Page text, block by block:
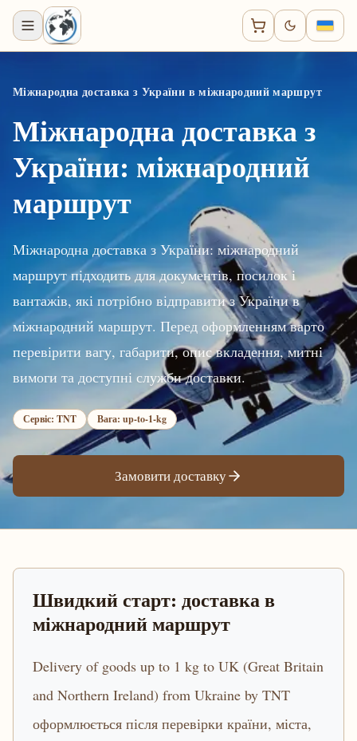
Міжнародна доставка з України в міжнародний маршрут
Міжнародна доставка з
України: міжнародний
маршрут
Міжнародна доставка з України: міжнародний
маршрут підходить для документів, посилок і
вантажів, які потрібно відправити з України в
міжнародний маршрут. Перед оформленням варто
перевірити вагу, габарити, опис вкладення, митні
вимоги та доступні служби доставки.
Сервіс: TNT Вага: up-to-1-kg
Замовити доставку
Швидкий старт: доставка в
міжнародний маршрут
Delivery of goods up to 1 kg to UK (Great Britain
and Northern Ireland) from Ukraine by TNT
оформлюється після перевірки країни, міста,